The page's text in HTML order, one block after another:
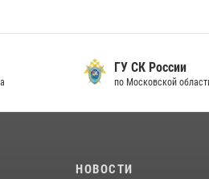
ГУ СК России
по Московской области
НОВОСТИ